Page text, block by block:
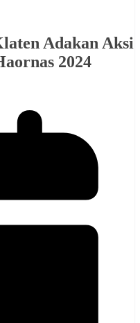
Adakan Aksi
2024